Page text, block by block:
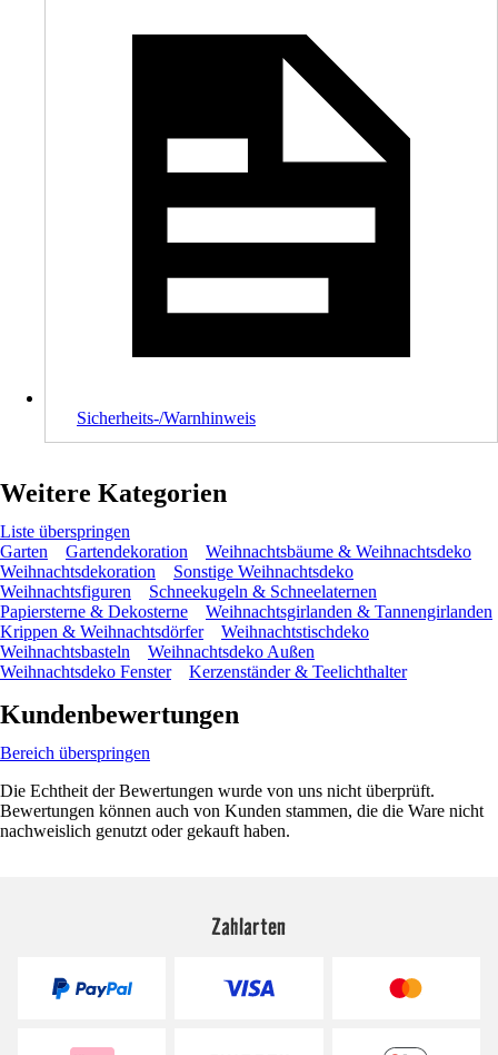
Sicherheits-/Warnhinweis
Weitere Kategorien
Liste überspringen
Garten
Gartendekoration
Weihnachtsbäume & Weihnachtsdeko
Weihnachtsdekoration
Sonstige Weihnachtsdeko
Weihnachtsfiguren
Schneekugeln & Schneelaternen
Papiersterne & Dekosterne
Weihnachtsgirlanden & Tannengirlanden
Krippen & Weihnachtsdörfer
Weihnachtstischdeko
Weihnachtsbasteln
Weihnachtsdeko Außen
Weihnachtsdeko Fenster
Kerzenständer & Teelichthalter
Kundenbewertungen
Bereich überspringen
Die Echtheit der Bewertungen wurde von uns nicht überprüft.
Bewertungen können auch von Kunden stammen, die die Ware nicht
nachweislich genutzt oder gekauft haben.
Zahlarten